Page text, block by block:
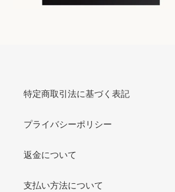
特定商取引法に基づく表記
プライバシーポリシー
返金について
支払い方法について